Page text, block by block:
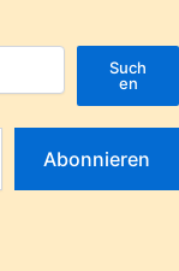
Such
en
Abonnieren